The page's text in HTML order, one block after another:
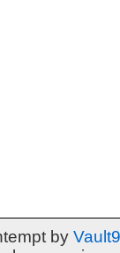
by Vault9